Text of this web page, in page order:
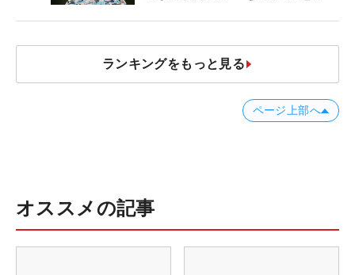
ランキングをもっと見る
ページ上部へ
オススメの記事